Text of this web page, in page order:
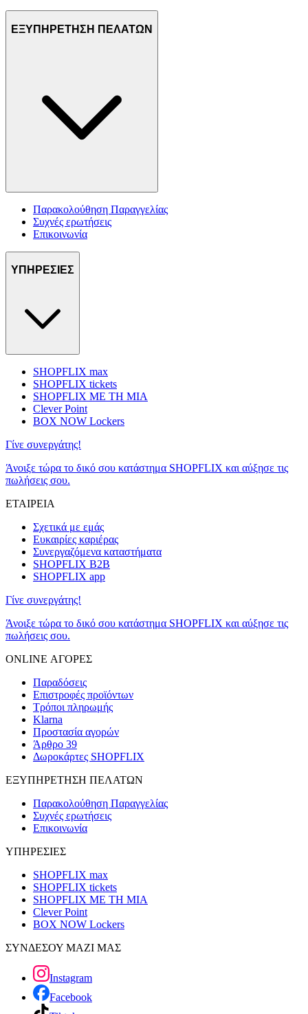
ΕΞΥΠΗΡΕΤΗΣΗ ΠΕΛΑΤΩΝ
Παρακολούθηση Παραγγελίας
Συχνές ερωτήσεις
Επικοινωνία
ΥΠΗΡΕΣΙΕΣ
SHOPFLIX max
SHOPFLIX tickets
SHOPFLIX ΜΕ ΤΗ ΜΙΑ
Clever Point
BOX NOW Lockers
Γίνε συνεργάτης!
Άνοιξε τώρα το δικό σου κατάστημα SHOPFLIX και αύξησε τις
πωλήσεις σου.
ΕΤΑΙΡΕΙΑ
Σχετικά με εμάς
Ευκαιρίες καριέρας
Συνεργαζόμενα καταστήματα
SHOPFLIX B2B
SHOPFLIX app
Γίνε συνεργάτης!
Άνοιξε τώρα το δικό σου κατάστημα SHOPFLIX και αύξησε τις
πωλήσεις σου.
ONLINE ΑΓΟΡΕΣ
Παραδόσεις
Επιστροφές προϊόντων
Τρόποι πληρωμής
Klarna
Προστασία αγορών
Άρθρο 39
Δωροκάρτες SHOPFLIX
ΕΞΥΠΗΡΕΤΗΣΗ ΠΕΛΑΤΩΝ
Παρακολούθηση Παραγγελίας
Συχνές ερωτήσεις
Επικοινωνία
ΥΠΗΡΕΣΙΕΣ
SHOPFLIX max
SHOPFLIX tickets
SHOPFLIX ΜΕ ΤΗ ΜΙΑ
Clever Point
BOX NOW Lockers
ΣΥΝΔΕΣΟΥ ΜΑΖΙ ΜΑΣ
Instagram
Facebook